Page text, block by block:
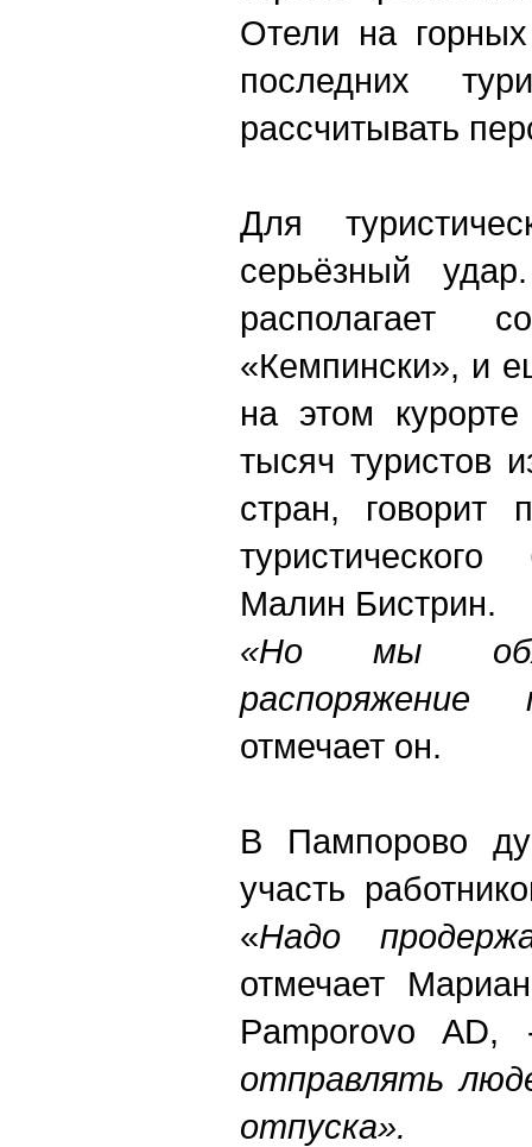
Отели на
последних
рассчитывать
Для
серьёзный
располагает
«Кемпински», и
на этом
тысяч туристов
стран, говорит
Малин Бистрин.
«Но мы
распоряжение
отмечает он.
В Пампорово
участь
«Надо
отмечает
Pamporovo AD,
отправлять
отпуска».